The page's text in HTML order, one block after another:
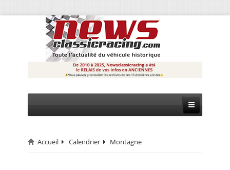
CIRCUIT
Accueil Calendrier Montagne